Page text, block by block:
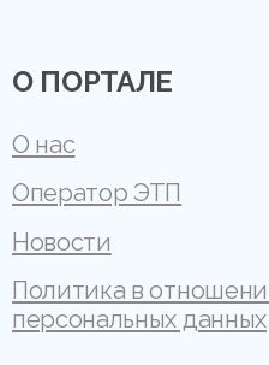
О ПОРТАЛЕ
О нас
Оператор ЭТП
Новости
Политика в
персональных данных